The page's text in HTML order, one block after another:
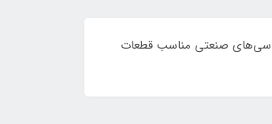
ارائه می‌دهد. مناسب شاسی‌های صنعتی مناسب قطعات